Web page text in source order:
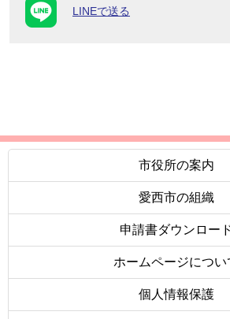
LINEで送る
市役所の案内
愛西市の組織
申請書ダウンロー
ホームページについ
個人情報保護